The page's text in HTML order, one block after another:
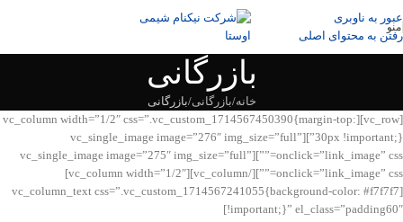
عبور به ناوبری
رفتن به محتوای اصلی
منو
بازرگانی
خانه بازرگانی بازرگانی
[vc_row][vc_column width=”1/2″ css=”.vc_custom_1714567450390{margin-top:
30px !important;}”][vc_single_image image=”276″ img_size=”full”
onclick=”link_image” css=””][vc_single_image image=”275″ img_size=”full”
onclick=”link_image” css=””][/vc_column][vc_column width=”1/2″]
[vc_column_text css=”.vc_custom_1714567241055{background-color: #f7f7f7
!important;}” el_class=”padding60″]